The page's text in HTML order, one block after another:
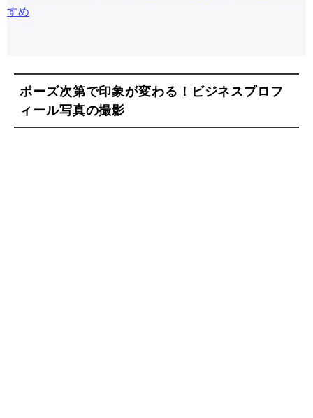
すめ
ポーズ次第で印象が変わる！ビジネスプロフ
ィール写真の撮影